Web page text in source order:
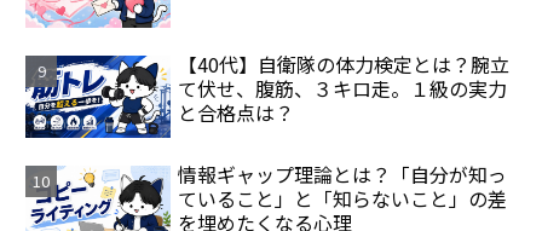
【40代】自衛隊の体力検定とは？腕立
て伏せ、腹筋、３キロ走。１級の実力
と合格点は？
情報ギャップ理論とは？「自分が知っ
ていること」と「知らないこと」の差
を埋めたくなる心理